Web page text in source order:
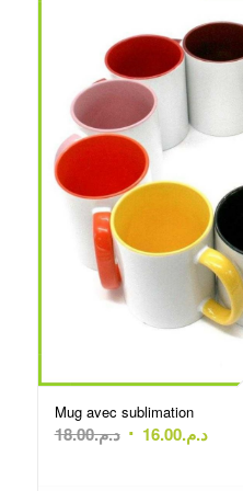
Mug avec sublimation
د.م.18.00
Le
د.م.16.00
Le